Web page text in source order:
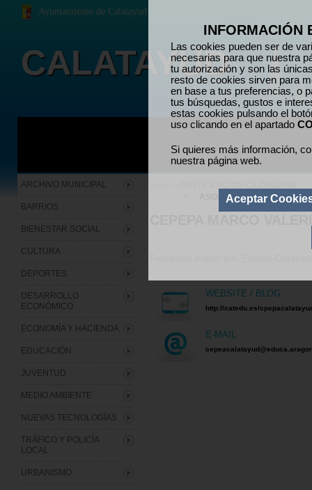
INFORMACIÓN
Las cookies pueden ser de
necesarias para que nuestra
tu autorización y son las
resto de cookies sirven para
en base a tus preferencias, o
tus búsquedas, gustos e
estas cookies pulsando el
uso clicando en el apartado
Si quieres más información,
nuestra página web.
Aceptar
WEBSITE / BLOG
http://catedu.es/
E-MAIL
ASOCIACIONES
ARCHIVO MUNICIPAL
BARRIOS
BIENESTAR SOCIAL
CULTURA
DEPORTES
DESARROLLO
ECONÓMICO
ECONOMÍA Y HACIENDA
EDUCACIÓN
JUVENTUD
MEDIO AMBIENTE
NUEVAS TECNOLOGÍAS
TRÁFICO Y POLICÍA
LOCAL
URBANISMO
Ayuntamiento de Calatayud
CALATAYUD